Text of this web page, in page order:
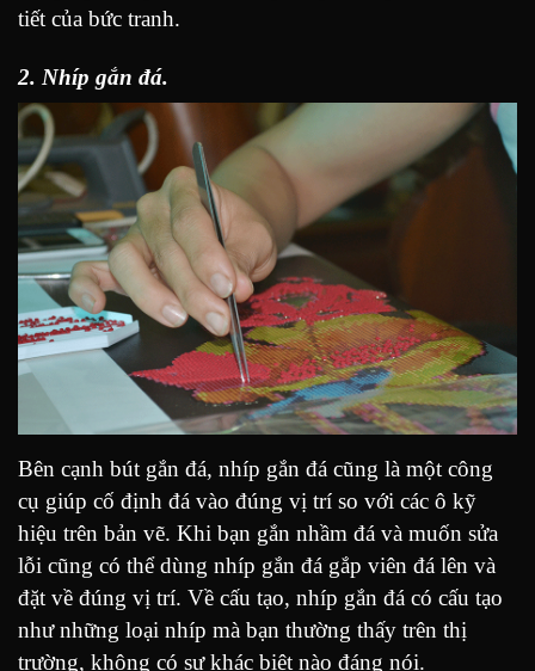
tiết của bức tranh.
2. Nhíp gắn đá.
Bên cạnh bút gắn đá, nhíp gắn đá cũng là một công
cụ giúp cố định đá vào đúng vị trí so với các ô kỹ
hiệu trên bản vẽ. Khi bạn gắn nhầm đá và muốn sửa
lỗi cũng có thể dùng nhíp gắn đá gắp viên đá lên và
đặt về đúng vị trí. Về cấu tạo, nhíp gắn đá có cấu tạo
như những loại nhíp mà bạn thường thấy trên thị
trường, không có sự khác biệt nào đáng nói.